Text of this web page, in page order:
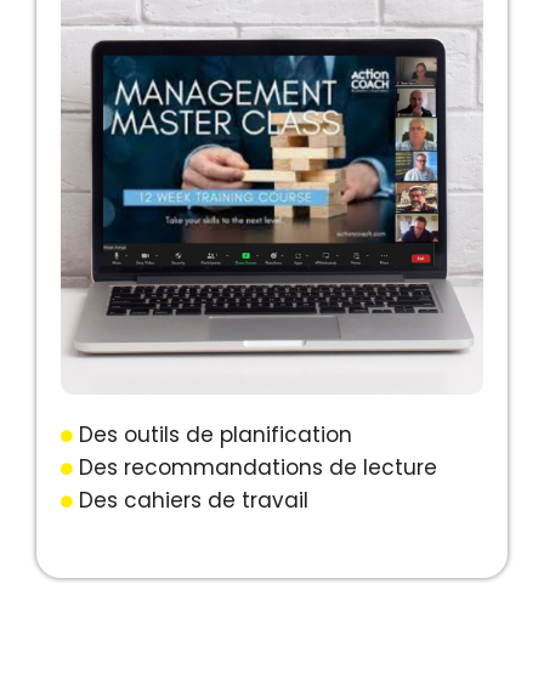
Des outils de planification
Des recommandations de lecture
Des cahiers de travail